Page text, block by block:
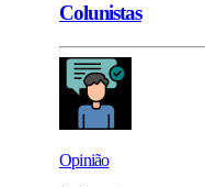
Colunistas
Opinião